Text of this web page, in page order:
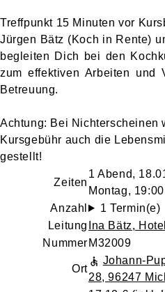
Treffpunkt 15 Minuten vor
Jürgen Bätz (Koch in Rente)
begleiten Dich bei den
zum effektiven Arbeiten und
Betreuung.
Achtung: Bei Nichterscheinen
Kursgebühr auch die
gestellt!
Zeiten
1 Abend,
Montag,
Anzahl
1 Termin(e)
Leitung Ina Bätz,
Nummer M32009
Ort
Johann-
28, 96247